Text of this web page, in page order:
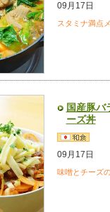
09月17日
スタミナ満点
国産豚バ
ーズ丼
09月17日
味噌とチーズ